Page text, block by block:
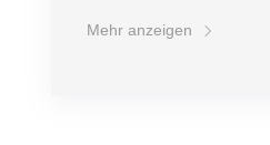
Mehr anzeigen